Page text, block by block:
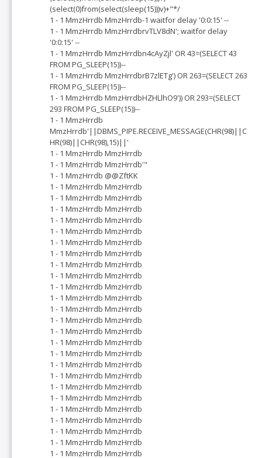
(select(0)from(select(sleep(15)))v)+"*/
1 - 1 MmzHrrdb MmzHrrdb-1 waitfor delay '0:0:15' --
1 - 1 MmzHrrdb MmzHrrdbrvTLV8dN'; waitfor delay
'0:0:15' --
1 - 1 MmzHrrdb MmzHrrdbn4cAyZjl' OR 43=(SELECT 43
FROM PG_SLEEP(15))--
1 - 1 MmzHrrdb MmzHrrdbrB7zlETg') OR 263=(SELECT 263
FROM PG_SLEEP(15))--
1 - 1 MmzHrrdb MmzHrrdbHZHLlhO9')) OR 293=(SELECT
293 FROM PG_SLEEP(15))--
1 - 1 MmzHrrdb
MmzHrrdb'||DBMS_PIPE.RECEIVE_MESSAGE(CHR(98)||C
HR(98)||CHR(98),15)||'
1 - 1 MmzHrrdb MmzHrrdb
1 - 1 MmzHrrdb MmzHrrdb'"
1 - 1 MmzHrrdb @@ZftKK
1 - 1 MmzHrrdb MmzHrrdb
1 - 1 MmzHrrdb MmzHrrdb
1 - 1 MmzHrrdb MmzHrrdb
1 - 1 MmzHrrdb MmzHrrdb
1 - 1 MmzHrrdb MmzHrrdb
1 - 1 MmzHrrdb MmzHrrdb
1 - 1 MmzHrrdb MmzHrrdb
1 - 1 MmzHrrdb MmzHrrdb
1 - 1 MmzHrrdb MmzHrrdb
1 - 1 MmzHrrdb MmzHrrdb
1 - 1 MmzHrrdb MmzHrrdb
1 - 1 MmzHrrdb MmzHrrdb
1 - 1 MmzHrrdb MmzHrrdb
1 - 1 MmzHrrdb MmzHrrdb
1 - 1 MmzHrrdb MmzHrrdb
1 - 1 MmzHrrdb MmzHrrdb
1 - 1 MmzHrrdb MmzHrrdb
1 - 1 MmzHrrdb MmzHrrdb
1 - 1 MmzHrrdb MmzHrrdb
1 - 1 MmzHrrdb MmzHrrdb
1 - 1 MmzHrrdb MmzHrrdb
1 - 1 MmzHrrdb MmzHrrdb
1 - 1 MmzHrrdb MmzHrrdb
1 - 1 MmzHrrdb MmzHrrdb
1 - 1 MmzHrrdb MmzHrrdb